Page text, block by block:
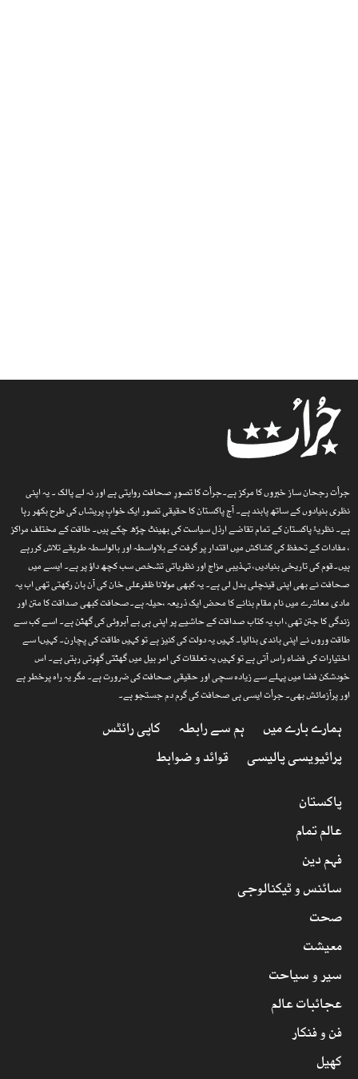
جرأت رجحان ساز خبروں کا مرکز ہے۔جرأت کا تصورِ صحافت روایتی ہے اور نہ لے پالک ۔ یہ اپنی
نظری بنیادوں کے ساتھ پابند ہے۔ آج پاکستان کا حقیقی تصور ایک خوابِ پریشاں کی طرح بکھر رہا
ہے۔ نظریۂ پاکستان کے تمام تقاضے ارذل سیاست کی بھینٹ چڑھ چکے ہیں۔ طاقت کے مختلف مراکز
، مفادات کے تحفظ کی کشاکش میں اقتدار پر گرفت کے بلاواسطہ اور بالواسطہ طریقے تلاش کررہے
ہیں۔قوم کی تاریخی بنیادیں، تہذیبی مزاج اور نظریاتی تشخص سب کچھ داؤ پر ہے۔ ایسے میں
صحافت نے بھی اپنی قینچلی بدل لی ہے۔ یہ کبھی مولانا ظفرعلی خان کی آن بان رکھتی تھی اب یہ
مادی معاشرے میں نام مقام بنانے کا محض ایک ذریعہ ،حیلہ ہے۔صحافت کبھی صداقت کا متن اور
زندگی کا جتن تھی، اب یہ کتاب صداقت کے حاشیے پر اپنی ہی بے آبروئی کی گھٹن ہے۔ اسے کب سے
طاقت وروں نے اپنی باندی بنالیا۔ کہیں یہ دولت کی کنیز ہے تو کہیں طاقت کی پچارن۔ کہیںا سے
اختیارات کی فضاء راس آتی ہے تو کہیں یہ تعلقات کی امر بیل میں گھٹتی گھِرتی رہتی ہے۔ اس
خودشکن فضا میں پہلے سے زیادہ سچی اور حقیقی صحافت کی ضرورت ہے۔ مگر یہ راہ پرخطر ہے
اور پرآزمائش بھی۔ جرأت ایسی ہی صحافت کی گرم دم جستجو ہے۔
ہمارے بارے میں ہم سے رابطہ
کاپی رائٹس
پرائیویسی پالیسی
قوائد و ضوابط
پاکستان
عالم تمام
فہم دین
سائنس و ٹیکنالوجی
صحت
معیشت
سیر و سیاحت
عجائبات عالم
فن و فنکار
کھیل